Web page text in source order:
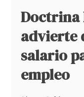
Doctrina
advierte
salario
empleo